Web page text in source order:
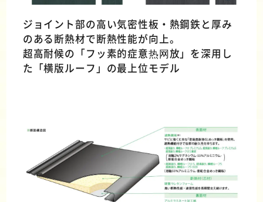
ジョイント部の高い気密性板・熱鋼鉄と厚み
のある断熱材で断熱性能が向上。
超高耐候の「フッ素的症意热网放」を深用し
た「横版ルーフ」の最上位モデル